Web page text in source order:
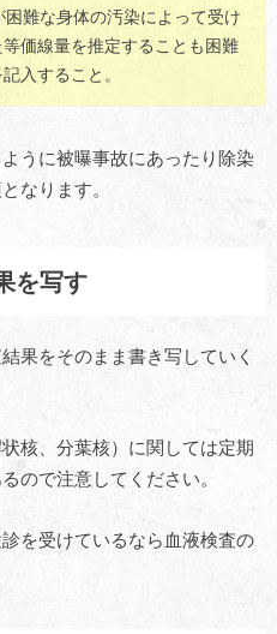
難な身体の汚染によって受け
価線量を推定することも困難
入すること。
うに被曝事故にあったり除染
なります。
を写す
果をそのまま書き写していく
核、分葉核）に関しては定期
ので注意してください。
を受けているなら血液検査の